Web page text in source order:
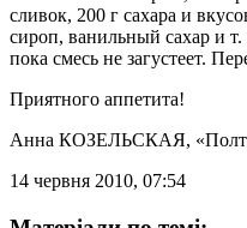
сливок, 200 г сахара и
сироп, ванильный сахар и
пока смесь не загустеет.
Приятного аппетита!
Анна КОЗЕЛЬСКАЯ,
14 червня 2010, 07:54